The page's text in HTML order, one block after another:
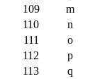
109
m
110
n
111
o
112
p
113
q